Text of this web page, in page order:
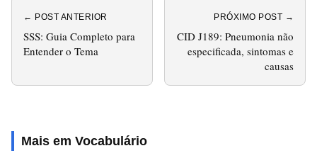
← POST ANTERIOR
SSS: Guia Completo para
Entender o Tema
PRÓXIMO POST →
CID J189: Pneumonia não
especificada, sintomas e
causas
Mais em Vocabulário